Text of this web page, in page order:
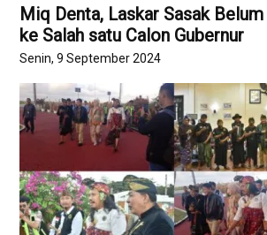
Miq Denta, Laskar Sasak
ke Salah satu Calon Gubernur
Senin, 9 September 2024